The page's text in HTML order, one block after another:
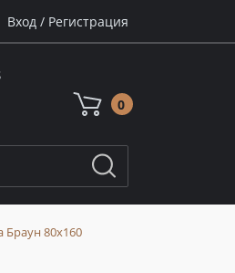
Вход / Регистрация
0
Браун 80x160